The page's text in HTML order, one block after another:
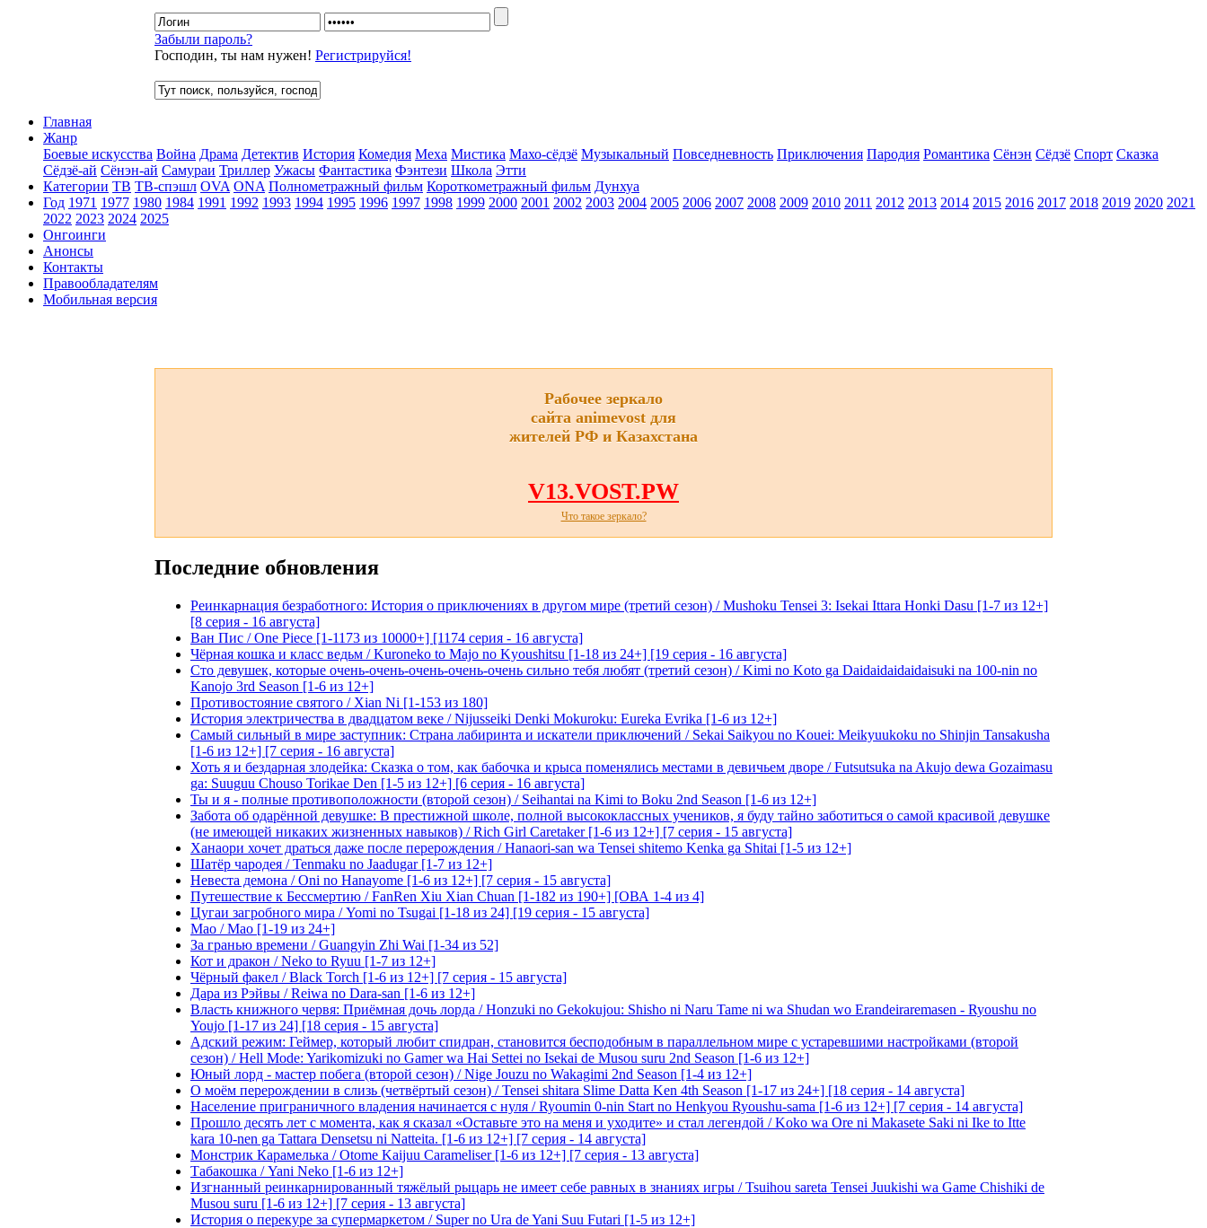
Забыли пароль?
Господин, ты нам нужен! Регистрируйся!
Главная
Жанр
Боевые искусства Война Драма Детектив История Комедия Меха Мистика Махо-сёдзё Музыкальный Повседневность Приключения Пародия Романтика Сёнэн Сёдзё Спорт Сказка
Сёдзё-ай Сёнэн-ай Самураи Триллер Ужасы Фантастика Фэнтези Школа Этти
Категории ТВ ТВ-спэшл OVA ONA Полнометражный фильм Короткометражный фильм Дунхуа
Год 1971 1977 1980 1984 1991 1992 1993 1994 1995 1996 1997 1998 1999 2000 2001 2002 2003 2004 2005 2006 2007 2008 2009 2010 2011 2012 2013 2014 2015 2016 2017 2018 2019 2020 2021
2022 2023 2024 2025
Онгоинги
Анонсы
Контакты
Правообладателям
Мобильная версия
Рабочее зеркало
сайта animevost для
жителей РФ и Казахстана
V13.VOST.PW
Что такое зеркало?
Последние обновления
Реинкарнация безработного: История о приключениях в другом мире (третий сезон) / Mushoku Tensei 3: Isekai Ittara Honki Dasu [1-7 из 12+]
[8 серия - 16 августа]
Ван Пис / One Piece [1-1173 из 10000+] [1174 серия - 16 августа]
Чёрная кошка и класс ведьм / Kuroneko to Majo no Kyoushitsu [1-18 из 24+] [19 серия - 16 августа]
Сто девушек, которые очень-очень-очень-очень-очень сильно тебя любят (третий сезон) / Kimi no Koto ga Daidaidaidaidaisuki na 100-nin no
Kanojo 3rd Season [1-6 из 12+]
Противостояние святого / Xian Ni [1-153 из 180]
История электричества в двадцатом веке / Nijusseiki Denki Mokuroku: Eureka Evrika [1-6 из 12+]
Самый сильный в мире заступник: Страна лабиринта и искатели приключений / Sekai Saikyou no Kouei: Meikyuukoku no Shinjin Tansakusha
[1-6 из 12+] [7 серия - 16 августа]
Хоть я и бездарная злодейка: Сказка о том, как бабочка и крыса поменялись местами в девичьем дворе / Futsutsuka na Akujo dewa Gozaimasu
ga: Suuguu Chouso Torikae Den [1-5 из 12+] [6 серия - 16 августа]
Ты и я - полные противоположности (второй сезон) / Seihantai na Kimi to Boku 2nd Season [1-6 из 12+]
Забота об одарённой девушке: В престижной школе, полной высококлассных учеников, я буду тайно заботиться о самой красивой девушке
(не имеющей никаких жизненных навыков) / Rich Girl Caretaker [1-6 из 12+] [7 серия - 15 августа]
Ханаори хочет драться даже после перерождения / Hanaori-san wa Tensei shitemo Kenka ga Shitai [1-5 из 12+]
Шатёр чародея / Tenmaku no Jaadugar [1-7 из 12+]
Невеста демона / Oni no Hanayome [1-6 из 12+] [7 серия - 15 августа]
Путешествие к Бессмертию / FanRen Xiu Xian Chuan [1-182 из 190+] [ОВА 1-4 из 4]
Цугаи загробного мира / Yomi no Tsugai [1-18 из 24] [19 серия - 15 августа]
Мао / Mao [1-19 из 24+]
За гранью времени / Guangyin Zhi Wai [1-34 из 52]
Кот и дракон / Neko to Ryuu [1-7 из 12+]
Чёрный факел / Black Torch [1-6 из 12+] [7 серия - 15 августа]
Дара из Рэйвы / Reiwa no Dara-san [1-6 из 12+]
Власть книжного червя: Приёмная дочь лорда / Honzuki no Gekokujou: Shisho ni Naru Tame ni wa Shudan wo Erandeiraremasen - Ryoushu no
Youjo [1-17 из 24] [18 серия - 15 августа]
Адский режим: Геймер, который любит спидран, становится бесподобным в параллельном мире с устаревшими настройками (второй
сезон) / Hell Mode: Yarikomizuki no Gamer wa Hai Settei no Isekai de Musou suru 2nd Season [1-6 из 12+]
Юный лорд - мастер побега (второй сезон) / Nige Jouzu no Wakagimi 2nd Season [1-4 из 12+]
О моём перерождении в слизь (четвёртый сезон) / Tensei shitara Slime Datta Ken 4th Season [1-17 из 24+] [18 серия - 14 августа]
Население приграничного владения начинается с нуля / Ryoumin 0-nin Start no Henkyou Ryoushu-sama [1-6 из 12+] [7 серия - 14 августа]
Прошло десять лет с момента, как я сказал «Оставьте это на меня и уходите» и стал легендой / Koko wa Ore ni Makasete Saki ni Ike to Itte
kara 10-nen ga Tattara Densetsu ni Natteita. [1-6 из 12+] [7 серия - 14 августа]
Монстрик Карамелька / Otome Kaijuu Carameliser [1-6 из 12+] [7 серия - 13 августа]
Табакошка / Yani Neko [1-6 из 12+]
Изгнанный реинкарнированный тяжёлый рыцарь не имеет себе равных в знаниях игры / Tsuihou sareta Tensei Juukishi wa Game Chishiki de
Musou suru [1-6 из 12+] [7 серия - 13 августа]
История о перекуре за супермаркетом / Super no Ura de Yani Suu Futari [1-5 из 12+]